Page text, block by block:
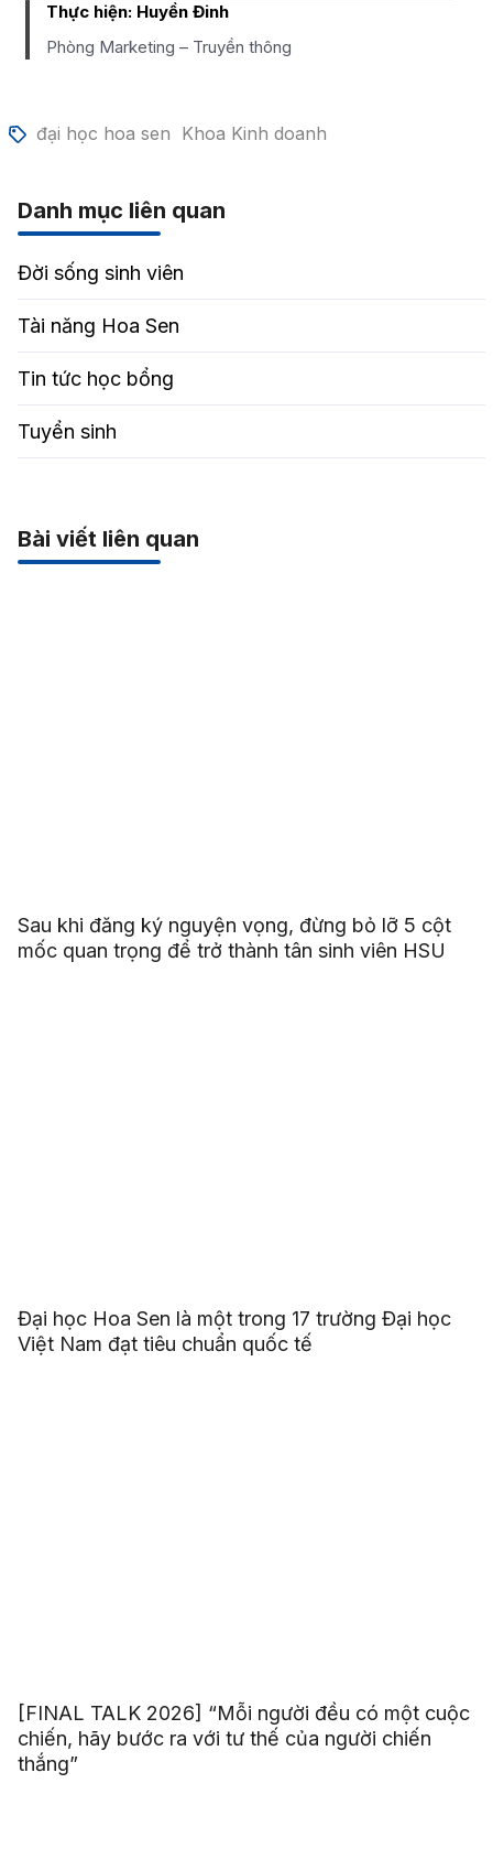
Thực hiện: Huyền Đinh
Phòng Marketing – Truyền thông
đại học hoa sen Khoa Kinh doanh
Danh mục liên quan
Đời sống sinh viên
Tài năng Hoa Sen
Tin tức học bổng
Tuyển sinh
Bài viết liên quan
Sau khi đăng ký nguyện vọng, đừng bỏ lỡ 5 cột
mốc quan trọng để trở thành tân sinh viên HSU
Đại học Hoa Sen là một trong 17 trường Đại học
Việt Nam đạt tiêu chuẩn quốc tế
[FINAL TALK 2026] “Mỗi người đều có một cuộc
chiến, hãy bước ra với tư thế của người chiến
thắng”